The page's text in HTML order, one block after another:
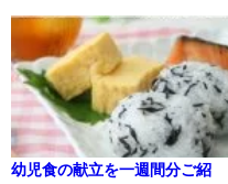
幼児食の献立を一週間分ご紹